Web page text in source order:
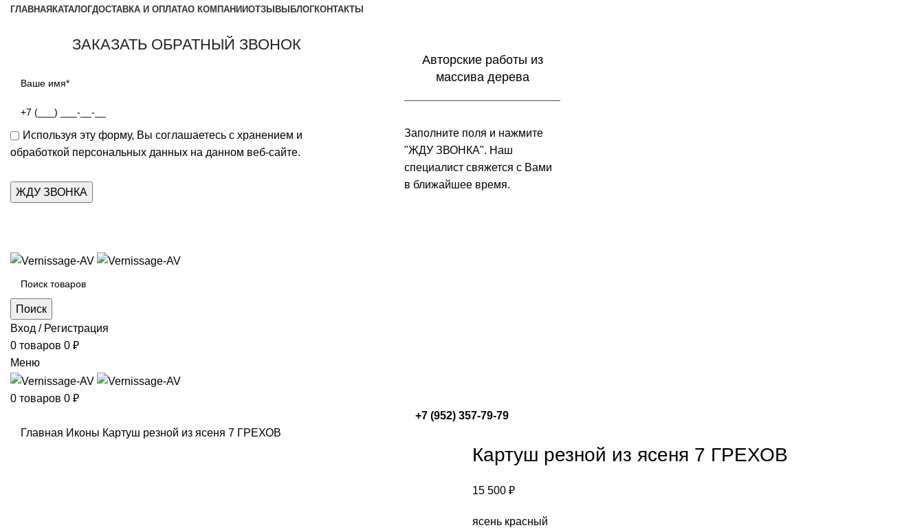
ГЛАВНАЯ КАТАЛОГДОСТАВКА И ОПЛАТАО КОМПАНИИОТЗЫВЫ БЛОГКОНТАКТЫ
ЗАКАЗАТЬ ОБРАТНЫЙ ЗВОНОК
Используя эту форму, Вы соглашаетесь с хранением и
обработкой персональных данных на данном веб-сайте.
Авторские работы из
массива дерева
Заполните поля и нажмите
"ЖДУ ЗВОНКА". Наш
специалист свяжется с Вами
в ближайшее время.
Поиск
Вход / Регистрация
0 товаров 0 ₽
Меню
0 товаров 0 ₽
+7 (952) 357-79-79
Главная Иконы Картуш резной из ясеня 7 ГРЕХОВ
Картуш резной из ясеня 7 ГРЕХОВ
15 500 ₽
ясень красный